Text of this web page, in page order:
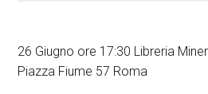
26 Giugno ore 17:30 Libreria
Piazza Fiume 57 Roma